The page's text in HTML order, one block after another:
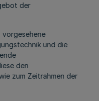
der
vorgesehene
und die
den
zum Zeitrahmen der